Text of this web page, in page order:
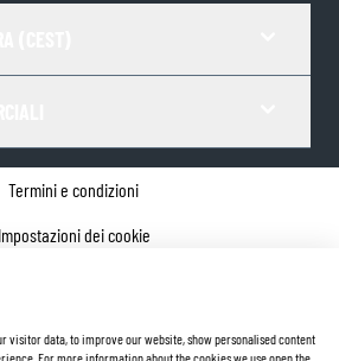
Termini e condizioni
Impostazioni dei cookie
visitor data, to improve our website, show personalised content
For more information about the cookies we use open the